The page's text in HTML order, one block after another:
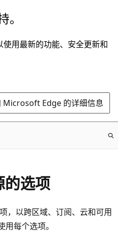
用最新的功能、安全更新和
Edge 的详细信息
选项
，以跨区域、订阅、云和可用
每个选项。